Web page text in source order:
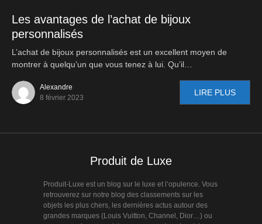
Les avantages de l’achat de bijoux
personnalisés
L’achat de bijoux personnalisés est un excellent moyen de
montrer à quelqu’un que vous tenez à lui. Qu’il…
Alexandre
8 février 2023
LIRE PLUS
Produit de Luxe
Produit-Luxe est un blog sur le luxe et l’opulence. Vous
retrouverez sur notre blog des classements sur les
objets les plus chers, les dernières actus autour des
grandes marques (Louis Vuitton, Channel, Dior…) ou